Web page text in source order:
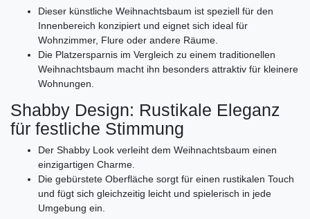
Dieser künstliche Weihnachtsbaum ist speziell für den
Innenbereich konzipiert und eignet sich ideal für
Wohnzimmer, Flure oder andere Räume.
Die Platzersparnis im Vergleich zu einem traditionellen
Weihnachtsbaum macht ihn besonders attraktiv für kleinere
Wohnungen.
Shabby Design: Rustikale Eleganz
für festliche Stimmung
Der Shabby Look verleiht dem Weihnachtsbaum einen
einzigartigen Charme.
Die gebürstete Oberfläche sorgt für einen rustikalen Touch
und fügt sich gleichzeitig leicht und spielerisch in jede
Umgebung ein.